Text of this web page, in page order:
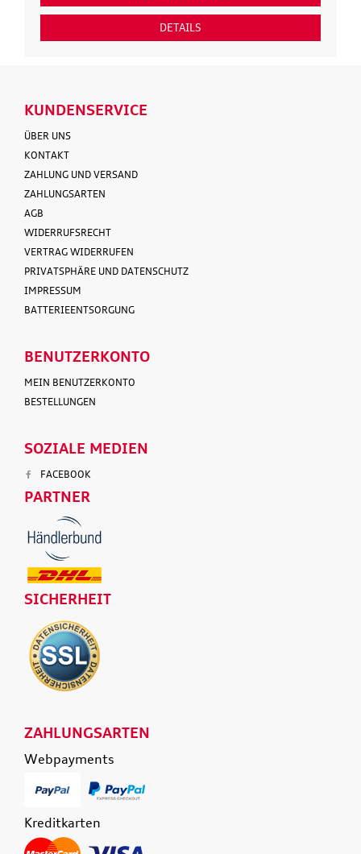
DETAILS
KUNDENSERVICE
ÜBER UNS
KONTAKT
ZAHLUNG UND VERSAND
ZAHLUNGSARTEN
AGB
WIDERRUFSRECHT
VERTRAG WIDERRUFEN
PRIVATSPHÄRE UND DATENSCHUTZ
IMPRESSUM
BATTERIEENTSORGUNG
BENUTZERKONTO
MEIN BENUTZERKONTO
BESTELLUNGEN
SOZIALE MEDIEN
FACEBOOK
PARTNER
SICHERHEIT
ZAHLUNGSARTEN
Webpayments
Kreditkarten